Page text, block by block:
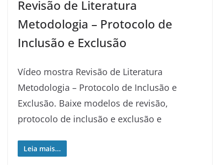
Revisão de Literatura
Metodologia – Protocolo de
Inclusão e Exclusão
Vídeo mostra Revisão de Literatura
Metodologia – Protocolo de Inclusão e
Exclusão. Baixe modelos de revisão,
protocolo de inclusão e exclusão e
Leia mais...